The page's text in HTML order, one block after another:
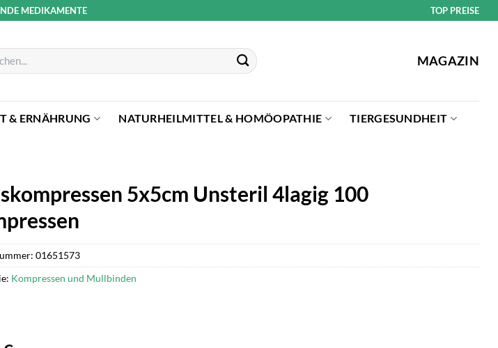
MEDIKAMENTE TOP PREISE
MAGAZIN
& ERNÄHRUNG NATURHEILMITTEL & HOMÖOPATHIE TIERGESUNDHEIT
5x5cm Unsteril 4lagig 100
01651573
Kompressen und Mullbinden